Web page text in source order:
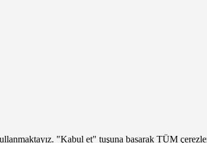
"Kabul et" tuşuna basarak TÜM